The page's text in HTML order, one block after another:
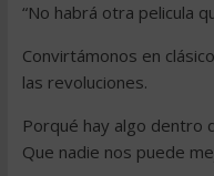
“No habrá otra pelicula
Convirtámonos en
las revoluciones.
Porqué hay algo dentro
Que nadie nos puede